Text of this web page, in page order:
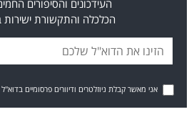
העידכונים והסיפורים
הכלכלה והתקשורת ישירות
אני מאשר קבלת ניוזלטרים ודיוורים פרסומיים בדוא"ל